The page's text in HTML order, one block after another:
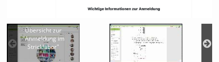
Übersicht zur
"Anmeldung im
Stricklabor"